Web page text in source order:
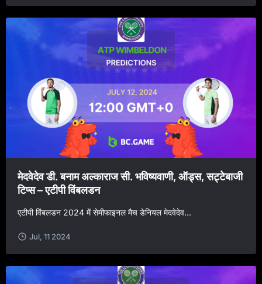
मेदवेदेव डी. बनाम अल्काराज सी. भविष्यवाणी, ऑड्स, सट्टेबाजी
टिप्स – एटीपी विंबलडन
एटीपी विंबलडन 2024 में सेमीफाइनल मैच डेनियल मेदवेदेव...
Jul, 11 2024